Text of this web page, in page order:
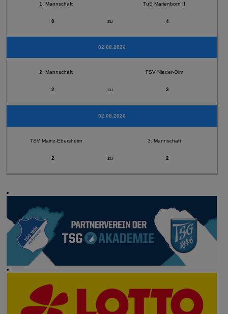
1. Mannschaft TuS Marienborn II
0 zu 4
02.08.2026
2. Mannschaft FSV Nieder-Olm
2 zu 3
02.08.2026
TSV Mainz-Ebersheim 3. Mannschaft
2 zu 2